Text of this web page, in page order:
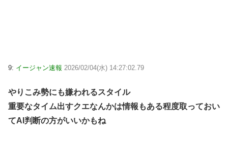
9: イージャン速報 2026/02/04(水) 14:27:02.79
やりこみ勢にも嫌われるスタイル
重要なタイム出すクエなんかは情報もある程度取っておい
てAI判断の方がいいかもね